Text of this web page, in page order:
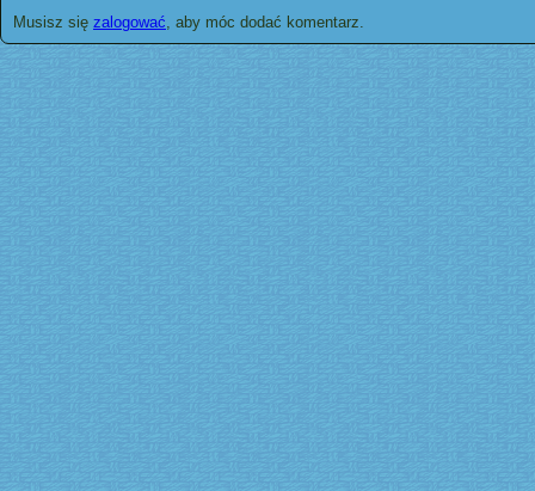
Musisz się zalogować, aby móc dodać komentarz.